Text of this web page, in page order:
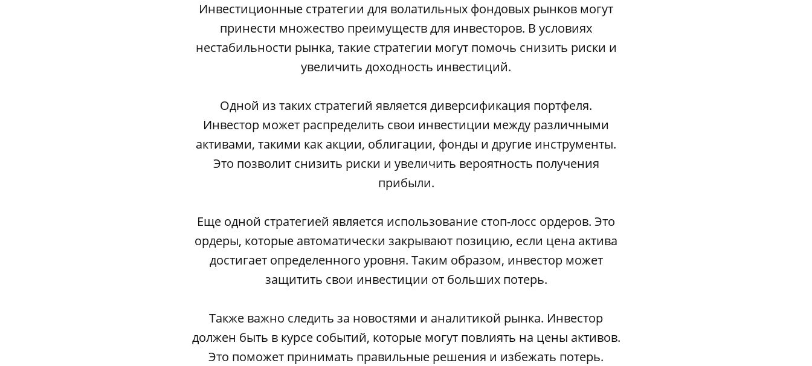
Инвестиционные стратегии для волатильных фондовых рынков могут
принести множество преимуществ для инвесторов. В условиях
нестабильности рынка, такие стратегии могут помочь снизить риски и
увеличить доходность инвестиций.
Одной из таких стратегий является диверсификация портфеля.
Инвестор может распределить свои инвестиции между различными
активами, такими как акции, облигации, фонды и другие инструменты.
Это позволит снизить риски и увеличить вероятность получения
прибыли.
Еще одной стратегией является использование стоп-лосс ордеров. Это
ордеры, которые автоматически закрывают позицию, если цена актива
достигает определенного уровня. Таким образом, инвестор может
защитить свои инвестиции от больших потерь.
Также важно следить за новостями и аналитикой рынка. Инвестор
должен быть в курсе событий, которые могут повлиять на цены активов.
Это поможет принимать правильные решения и избежать потерь.